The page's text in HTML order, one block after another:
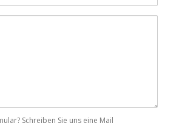
Schreiben Sie uns eine Mail